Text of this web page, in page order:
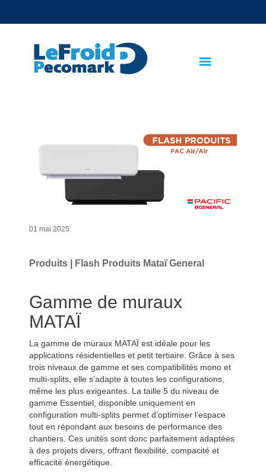
01 mai 2025
Produits | Flash Produits Mataï General
Gamme de muraux
MATAÏ
La gamme de muraux MATAÏ est idéale pour les
applications résidentielles et petit tertiaire. Grâce à ses
trois niveaux de gamme et ses compatibilités mono et
multi-splits, elle s’adapte à toutes les configurations,
même les plus exigeantes. La taille 5 du niveau de
gamme Essentiel, disponible uniquement en
configuration multi-splits permet d’optimiser l’espace
tout en répondant aux besoins de performance des
chantiers. Ces unités sont donc parfaitement adaptées
à des projets divers, offrant flexibilité, compacité et
efficacité énergétique.